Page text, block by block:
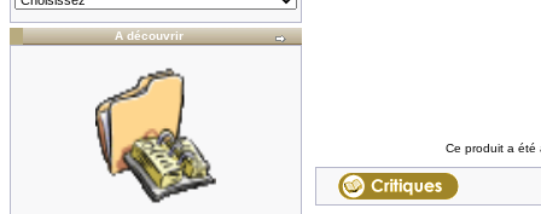
A découvrir
Ce produit a été